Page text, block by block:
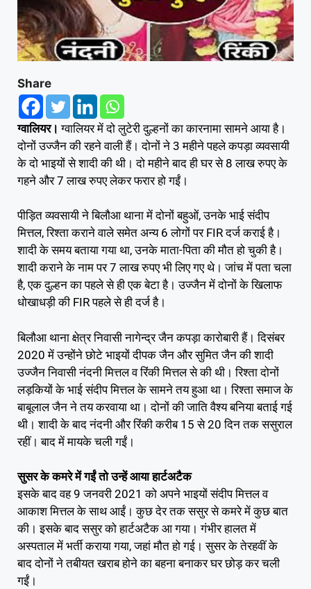
Share
ग्वालियर। ग्वालियर में दो लुटेरी दुल्हनों का कारनामा सामने आया है।
दोनों उज्जैन की रहने वाली हैं। दोनों ने 3 महीने पहले कपड़ा व्यवसायी
के दो भाइयों से शादी की थी। दो महीने बाद ही घर से 8 लाख रुपए के
गहने और 7 लाख रुपए लेकर फरार हो गईं।
पीड़ित व्यवसायी ने बिलौआ थाना में दोनों बहुओं, उनके भाई संदीप
मित्तल, रिश्ता कराने वाले समेत अन्य 6 लोगों पर FIR दर्ज कराई है।
शादी के समय बताया गया था, उनके माता-पिता की मौत हो चुकी है।
शादी कराने के नाम पर 7 लाख रुपए भी लिए गए थे। जांच में पता चला
है, एक दुल्हन का पहले से ही एक बेटा है। उज्जैन में दोनों के खिलाफ
धोखाधड़ी की FIR पहले से ही दर्ज है।
बिलौआ थाना क्षेत्र निवासी नागेन्द्र जैन कपड़ा कारोबारी हैं। दिसंबर
2020 में उन्होंने छोटे भाइयों दीपक जैन और सुमित जैन की शादी
उज्जैन निवासी नंदनी मित्तल व रिंकी मित्तल से की थी। रिश्ता दोनों
लड़कियों के भाई संदीप मित्तल के सामने तय हुआ था। रिश्ता समाज के
बाबूलाल जैन ने तय करवाया था। दोनों की जाति वैश्य बनिया बताई गई
थी। शादी के बाद नंदनी और रिंकी करीब 15 से 20 दिन तक ससुराल
रहीं। बाद में मायके चली गईं।
सुसर के कमरे में गईं तो उन्हें आया हार्टअटैक
इसके बाद वह 9 जनवरी 2021 को अपने भाइयों संदीप मित्तल व
आकाश मित्तल के साथ आईं। कुछ देर तक ससुर से कमरे में कुछ बात
की। इसके बाद ससुर को हार्टअटैक आ गया। गंभीर हालत में
अस्पताल में भर्ती कराया गया, जहां मौत हो गई। सुसर के तेरहवीं के
बाद दोनों ने तबीयत खराब होने का बहना बनाकर घर छोड़ कर चली
गईं।